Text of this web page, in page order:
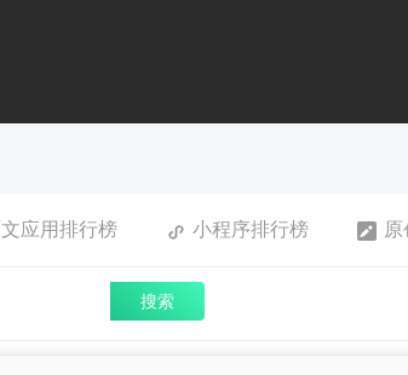
应用排行榜 小程序排行榜
搜索